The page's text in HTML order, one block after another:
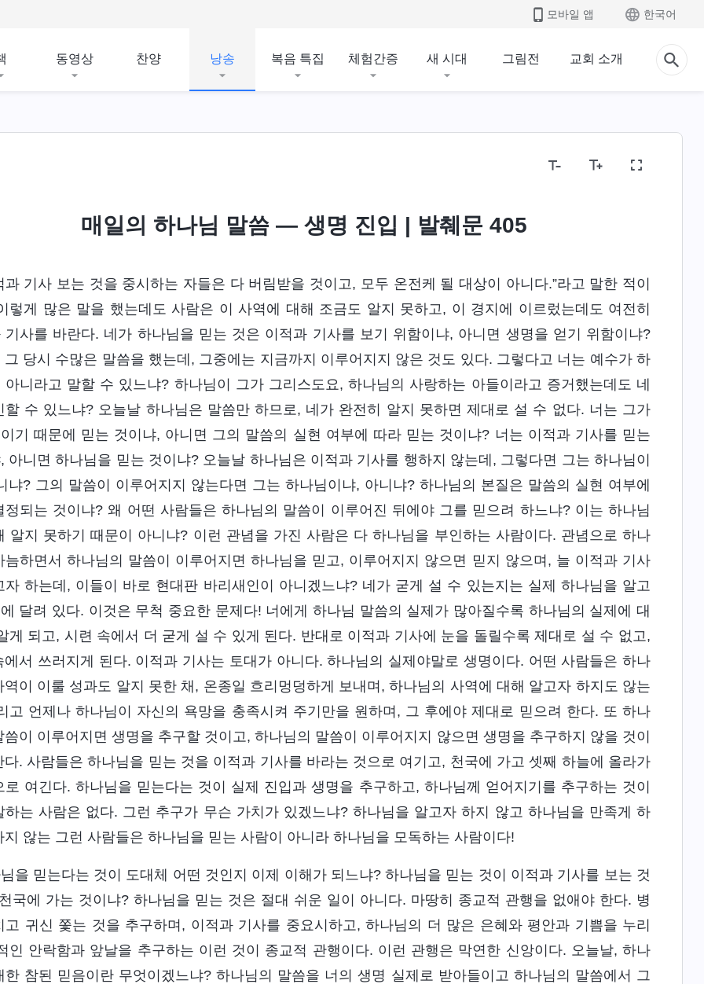
모바일 앱 한국어
동영상 찬양 낭송 복음 특집 체험간증 새 시대 그림전 교회 소개
매일의 하나님 말씀 ― 생명 진입 | 발췌문 405
과 기사 보는 것을 중시하는 자들은 다 버림받을 것이고, 모두 온전케 될 대상이 아니다.”라고 말한 적이
렇게 많은 말을 했는데도 사람은 이 사역에 대해 조금도 알지 못하고, 이 경지에 이르렀는데도 여전히
기사를 바란다. 네가 하나님을 믿는 것은 이적과 기사를 보기 위함이냐, 아니면 생명을 얻기 위함이냐?
그 당시 수많은 말씀을 했는데, 그중에는 지금까지 이루어지지 않은 것도 있다. 그렇다고 너는 예수가 하
아니라고 말할 수 있느냐? 하나님이 그가 그리스도요, 하나님의 사랑하는 아들이라고 증거했는데도 네
할 수 있느냐? 오늘날 하나님은 말씀만 하므로, 네가 완전히 알지 못하면 제대로 설 수 없다. 너는 그가
기 때문에 믿는 것이냐, 아니면 그의 말씀의 실현 여부에 따라 믿는 것이냐? 너는 이적과 기사를 믿는
아니면 하나님을 믿는 것이냐? 오늘날 하나님은 이적과 기사를 행하지 않는데, 그렇다면 그는 하나님이
냐? 그의 말씀이 이루어지지 않는다면 그는 하나님이냐, 아니냐? 하나님의 본질은 말씀의 실현 여부에
정되는 것이냐? 왜 어떤 사람들은 하나님의 말씀이 이루어진 뒤에야 그를 믿으려 하느냐? 이는 하나님
알지 못하기 때문이 아니냐? 이런 관념을 가진 사람은 다 하나님을 부인하는 사람이다. 관념으로 하나
늠하면서 하나님의 말씀이 이루어지면 하나님을 믿고, 이루어지지 않으면 믿지 않으며, 늘 이적과 기사
자 하는데, 이들이 바로 현대판 바리새인이 아니겠느냐? 네가 굳게 설 수 있는지는 실제 하나님을 알고
달려 있다. 이것은 무척 중요한 문제다! 너에게 하나님 말씀의 실제가 많아질수록 하나님의 실제에 대
게 되고, 시련 속에서 더 굳게 설 수 있게 된다. 반대로 이적과 기사에 눈을 돌릴수록 제대로 설 수 없고,
에서 쓰러지게 된다. 이적과 기사는 토대가 아니다. 하나님의 실제야말로 생명이다. 어떤 사람들은 하나
역이 이룰 성과도 알지 못한 채, 온종일 흐리멍덩하게 보내며, 하나님의 사역에 대해 알고자 하지도 않는
고 언제나 하나님이 자신의 욕망을 충족시켜 주기만을 원하며, 그 후에야 제대로 믿으려 한다. 또 하나
씀이 이루어지면 생명을 추구할 것이고, 하나님의 말씀이 이루어지지 않으면 생명을 추구하지 않을 것이
다. 사람들은 하나님을 믿는 것을 이적과 기사를 바라는 것으로 여기고, 천국에 가고 셋째 하늘에 올라가
로 여긴다. 하나님을 믿는다는 것이 실제 진입과 생명을 추구하고, 하나님께 얻어지기를 추구하는 것이
하는 사람은 없다. 그런 추구가 무슨 가치가 있겠느냐? 하나님을 알고자 하지 않고 하나님을 만족게 하
지 않는 그런 사람들은 하나님을 믿는 사람이 아니라 하나님을 모독하는 사람이다!
을 믿는다는 것이 도대체 어떤 것인지 이제 이해가 되느냐? 하나님을 믿는 것이 이적과 기사를 보는 것
국에 가는 것이냐? 하나님을 믿는 것은 절대 쉬운 일이 아니다. 마땅히 종교적 관행을 없애야 한다. 병
고 귀신 쫓는 것을 추구하며, 이적과 기사를 중요시하고, 하나님의 더 많은 은혜와 평안과 기쁨을 누리
인 안락함과 앞날을 추구하는 이런 것이 종교적 관행이다. 이런 관행은 막연한 신앙이다. 오늘날, 하나
한 참된 믿음이란 무엇이겠느냐? 하나님의 말씀을 너의 생명 실제로 받아들이고 하나님의 말씀에서 그